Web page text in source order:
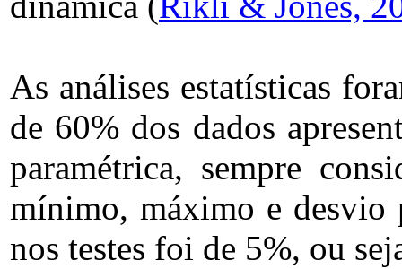
As análises estatísticas
de 60% dos dados
paramétrica, sempre
mínimo, máximo e desvio
nos testes foi de 5%, ou